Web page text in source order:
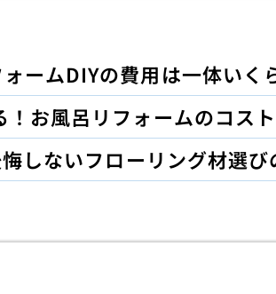
ームDIYの費用は一体いく
！お風呂リフォームのコス
しないフローリング材選び